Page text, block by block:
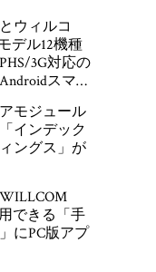
ウィルコ
デル12機種
3G対応の
スマー
場モジュール
インデック
ングス」が
できる「手
にPC版アプ